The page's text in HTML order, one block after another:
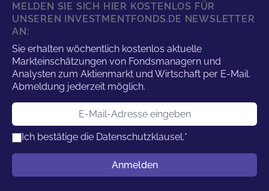
MELDEN SIE SICH HIER KOSTENLOS FÜR
UNSEREN INVESTMENTFONDS.DE NEWSLETTER
AN:
Sie erhalten wöchentlich kostenlos aktuelle
Markteinschätzungen von Fondsmanagern und
Analysten zum Aktienmarkt und Wirtschaft per E-Mail.
Abmeldung jederzeit möglich.
E-Mail-Adresse
Ich bestätige die Datenschutzklausel.*
Anmelden